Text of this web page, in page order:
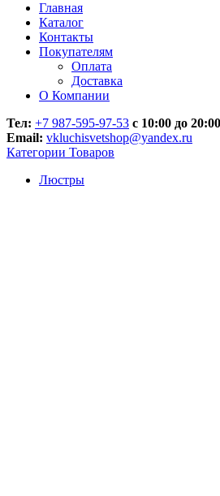
Главная
Каталог
Контакты
Покупателям
Оплата
Доставка
О Компании
Тел: +7 987-595-97-53 с 10:00 до 20:00
Email: vkluchisvetshop@yandex.ru
Категории Товаров
Люстры